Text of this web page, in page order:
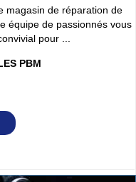
magasin de réparation de
équipe de passionnés vous
pour ...
PBM